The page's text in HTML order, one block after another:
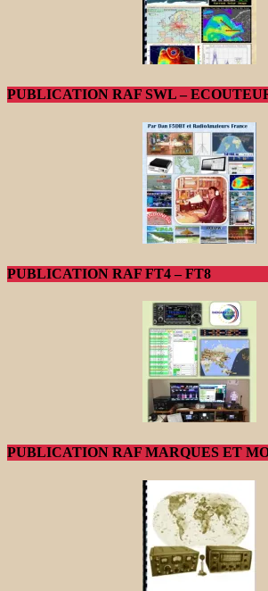
PUBLICATION RAF SWL –
PUBLICATION RAF FT4 – FT8
PUBLICATION RAF MARQUES ET